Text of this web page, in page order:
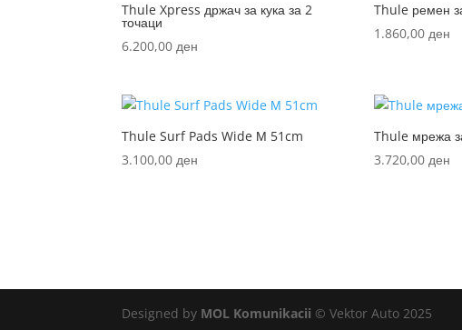
Thule Xpress држач за кука за 2
точаци
6.200,00ден
Thule ремен
1.860,00ден
Thule Surf Pads Wide М 51cm
3.100,00ден
Thule мрежа
3.720,00ден
Designed by MOL Komunikacii © Vektor Auto 2025